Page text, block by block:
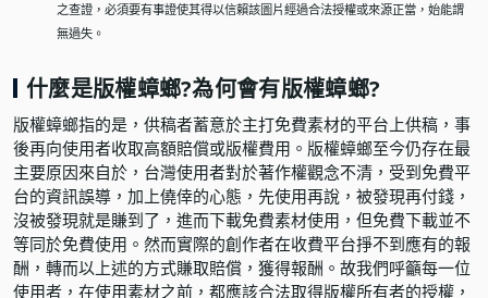
之查證，必須要有事證使其得以信賴該圖片經過合法授權或來源正當，始能謂
無過失。
什麼是版權蟑螂?為何會有版權蟑螂?
版權蟑螂指的是，供稿者蓄意於主打免費素材的平台上供稿，事
後再向使用者收取高額賠償或版權費用。版權蟑螂至今仍存在最
主要原因來自於，台灣使用者對於著作權觀念不清，受到免費平
台的資訊誤導，加上僥倖的心態，先使用再說，被發現再付錢，
沒被發現就是賺到了，進而下載免費素材使用，但免費下載並不
等同於免費使用。然而實際的創作者在收費平台掙不到應有的報
酬，轉而以上述的方式賺取賠償，獲得報酬。故我們呼籲每一位
使用者，在使用素材之前，都應該合法取得版權所有者的授權，